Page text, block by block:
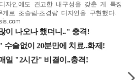
자인에도 견고한 내구성을 갖춘 게 특징
로 초슬림·초경량 디자인을 구현했다.